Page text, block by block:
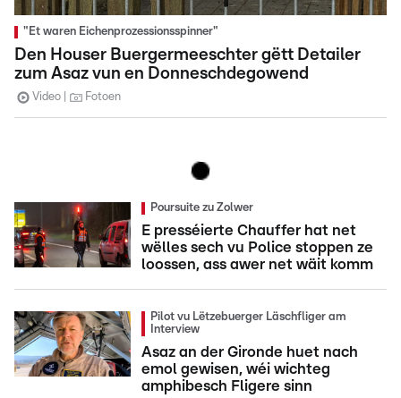
"Et waren Eichenprozessionsspinner"
Den Houser Buergermeeschter gëtt Detailer
zum Asaz vun en Donneschdegowend
Video Fotoen
Poursuite zu Zolwer
E presséierte Chauffer hat net
wëlles sech vu Police stoppen ze
loossen, ass awer net wäit komm
Pilot vu Lëtzebuerger Läschfliger am
Interview
Asaz an der Gironde huet nach
emol gewisen, wéi wichteg
amphibesch Fligere sinn